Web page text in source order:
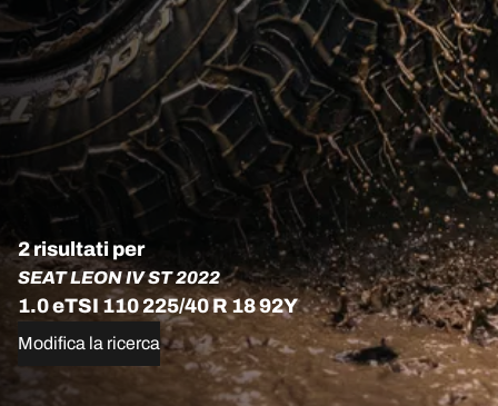
2 risultati per
SEAT LEON IV ST 2022
1.0 eTSI 110 225/40 R 18 92Y
Modifica la ricerca